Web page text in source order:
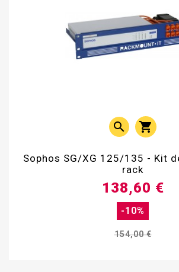
 
Sophos SG/XG 125/135 - Kit
rack
154,00 €
-10%
138,60 €